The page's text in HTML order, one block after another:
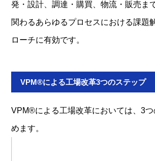
発・設計、調達・購買、物流・販売ま
関わるあらゆるプロセスにおける課題
ローチに有効です。
VPM®による工場改革3つのステップ
VPM®による工場改革においては、3
めます。